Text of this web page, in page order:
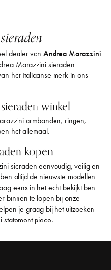
sieraden
dealer van Andrea Marazzini
Marazzini sieraden
het Italiaanse merk in ons
winkel
armbanden, ringen,
het allemaal.
kopen
sieraden eenvoudig, veilig en
altijd de nieuwste modellen
eens in het echt bekijkt ben
binnen te lopen bij onze
je graag bij het uitzoeken
piece.